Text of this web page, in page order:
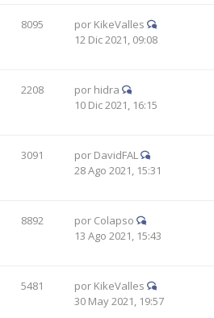
8095 por KikeValles
12 Dic 2021, 09:08
2208 por hidra
10 Dic 2021, 16:15
3091 por DavidFAL
28 Ago 2021, 15:31
8892 por Colapso
13 Ago 2021, 15:43
5481 por KikeValles
30 May 2021, 19:57